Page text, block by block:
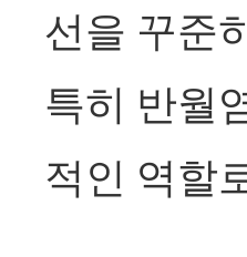
선을 꾸준
특히 반월
적인 역할